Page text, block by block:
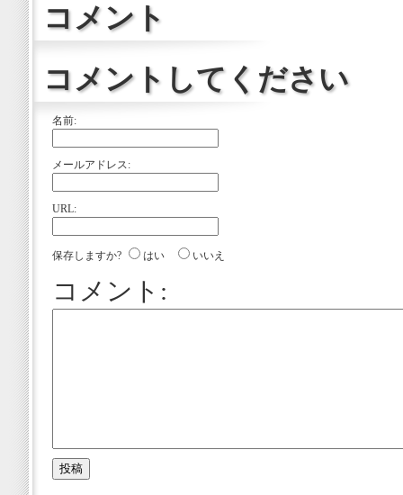
コメント
コメントしてください
名前:
メールアドレス:
URL:
保存しますか? はい いいえ
コメント: